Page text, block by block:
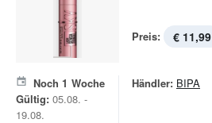
Preis: € 11,99
Noch 1 Woche
Gültig: 05.08. -
19.08.
Händler: BIPA